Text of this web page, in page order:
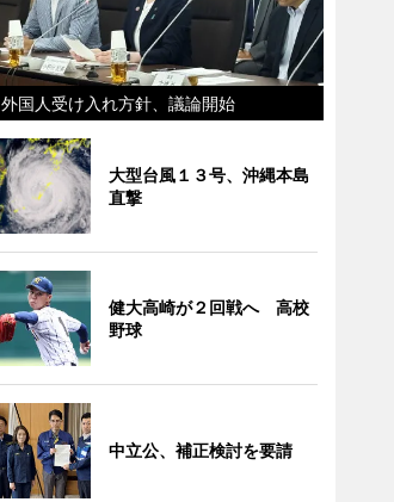
外国人受け入れ方針、議論開始
大型台風１３号、沖縄本島
直撃
健大高崎が２回戦へ 高校
野球
中立公、補正検討を要請